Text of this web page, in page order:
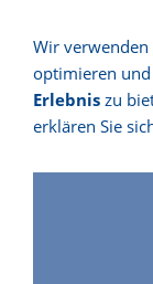
NAVIGATION
Wir verwenden
optimieren
Erlebnis zu
erklären Sie